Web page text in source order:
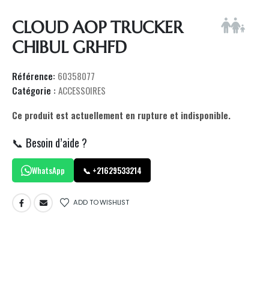
CLOUD AOP TRUCKER
CHIBUL GRHFD
Référence: 60358077
Catégorie : ACCESSOIRES
Ce produit est actuellement en rupture et indisponible.
📞 Besoin d’aide ?
WhatsApp 📞 +21629533214
ADD TO WISHLIST